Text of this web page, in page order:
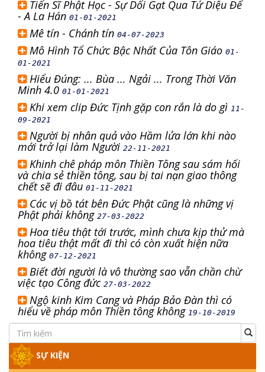
Tiến Sĩ Phật Học - Sự Dối Gạt Qua Tứ Diệu Đế
- A La Hán 01-01-2021
Mê tín - Chánh tín 04-07-2023
Mô Hình Tổ Chức Bậc Nhất Của Tôn Giáo 01-
01-2021
Hiểu Đúng: ... Bùa ... Ngải ... Trong Thời Văn
Minh 4.0 01-01-2021
Khi xem clip Đức Tịnh gặp con rắn là do gì 11-
09-2021
Người bị nhân quả vào Hầm lửa lớn khi nào
mới trở lại làm Người 22-11-2021
Khinh chê pháp môn Thiền Tông sau sám hối
và chia sẻ thiền tông, sau bị tai nạn giao thông
chết sẽ đi đâu 01-11-2021
Các vị bồ tát bên Đức Phật cũng là những vị
Phật phải không 27-03-2022
Hoa tiêu thật tới trước, mình chưa kịp thử mà
hoa tiêu thật mất đi thì có còn xuất hiện nữa
không 07-12-2021
Biết đời người là vô thường sao vẫn chần chừ
việc tạo Công đức 27-03-2022
Ngộ kinh Kim Cang và Pháp Bảo Đàn thì có
hiểu về pháp môn Thiền tông không 19-10-2019
SỰ KIỆN